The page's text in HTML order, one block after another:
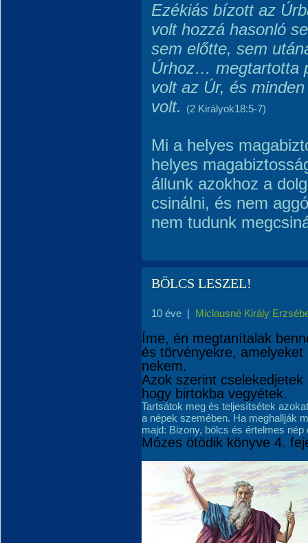
Ezékiás bízott az
volt hozzá hasonló
sem előtte, sem
Úrhoz… megtartotta
volt az Úr, és
volt.
(2 Királyok18:5-7)
Mi a helyes
helyes
állunk azokhoz a
csinálni, és nem
nem tudunk
BÖLCS LESZEL!
10 éve | Miclausné Király
Íme, én megtanítalak
és törvényekre,
nekem.
Azok szerint
hogy birtokba vegyétek.
Tartsátok meg és teljesítsétek
a népek szemében. Ha meghallják
majd: Bizony, bölcs és értelmes
Mózes ötödik könyve 4.